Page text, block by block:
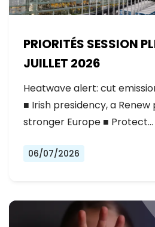
PRIORITÉS SESSION
JUILLET 2026
Heatwave alert: cut
■ Irish presidency, a
stronger Europe ■ Protect…
06/07/2026